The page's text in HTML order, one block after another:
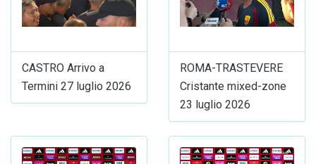
CASTRO Arrivo a
Termini 27 luglio 2026
ROMA-TRASTEVERE
Cristante mixed-zone
23 luglio 2026